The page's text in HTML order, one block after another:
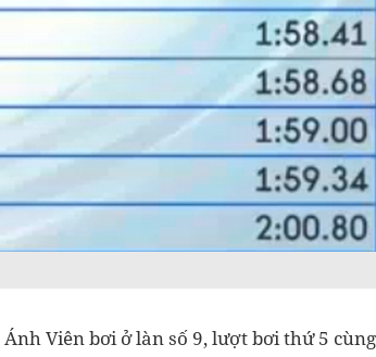
Viên bơi ở làn số 9, lượt bơi thứ 5 cùng